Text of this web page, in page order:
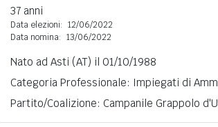
37 anni
Data elezioni: 12/06/2022
Data nomina: 13/06/2022
Nato ad Asti (AT) il 01/10/1988
Categoria Professionale: Impiegati di
Partito/Coalizione: Campanile Grappolo